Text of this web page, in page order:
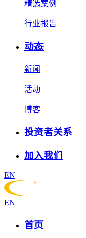
精选案例
行业报告
动态
新闻
活动
博客
投资者关系
加入我们
EN
EN
首页